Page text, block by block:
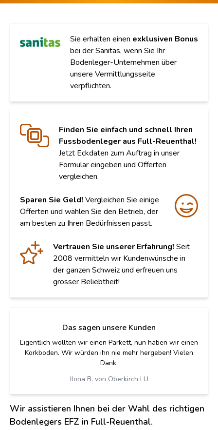
Wir assistieren Ihnen bei der Wahl des richtigen
Bodenlegers EFZ in Full-Reuenthal.
Sie erhalten einen exklusiven Bonus
bei der Sanitas, wenn Sie Ihr
Bodenleger-Unternehmen über
unsere Vermittlungsseite
verpflichten.
Finden Sie einfach und schnell Ihren
Fussbodenleger aus Full-Reuenthal!
Jetzt Eckdaten zum Auftrag in unser
Formular eingeben und Offerten
vergleichen.
Sparen Sie Geld! Vergleichen Sie einige
Offerten und wählen Sie den Betrieb, der
am besten zu Ihren Bedürfnissen passt.
Vertrauen Sie unserer Erfahrung! Seit
2008 vermitteln wir Kundenwünsche in
der ganzen Schweiz und erfreuen uns
grosser Beliebtheit!
Das sagen unsere Kunden
Eigentlich wollten wir einen Parkett, nun haben wir einen
Korkboden. Wir würden ihn nie mehr hergeben! Vielen
Dank.
Ilona B. von Oberkirch LU